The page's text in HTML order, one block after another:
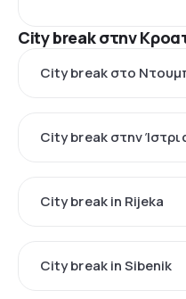
City break στην
City break στο
City break στην
City break in Rijeka
City break in Sibenik